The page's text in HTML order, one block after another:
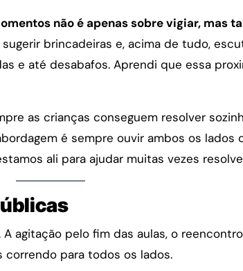
não é apenas sobre vigiar, mas
brincadeiras e, acima de tudo,
e até desabafos. Aprendi que essa
as crianças conseguem resolver
é sempre ouvir ambos os lados
ali para ajudar muitas vezes
agitação pelo fim das aulas, o
para todos os lados.